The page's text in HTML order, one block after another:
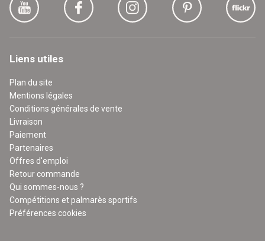
Liens utiles
Plan du site
Mentions légales
Conditions générales de vente
Livraison
Paiement
Partenaires
Offres d'emploi
Retour commande
Qui sommes-nous ?
Compétitions et palmarès sportifs
Préférences cookies